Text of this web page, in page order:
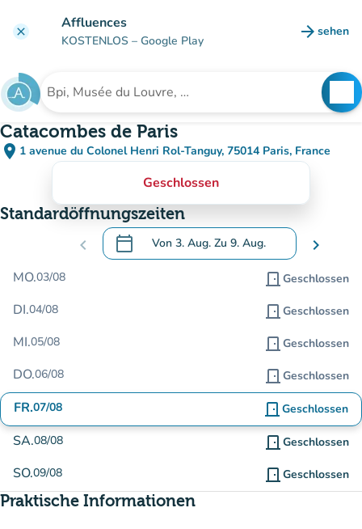
clear Affluences
KOSTENLOS – Google Play arrow_forward sehen
(new
Suche nach einer Einrichtung
Catacombes de Paris
place 1 avenue du Colonel Henri Rol-Tanguy, 75014 Paris, France
(in Google Maps öffnen)
(new tab)
Geschlossen
Standardöffnungszeiten
chevron_left calendar_today Von 3. Aug. Zu 9. Aug.
.Öffnen Sie den Kalender, um Daten zu
chevron_right
MO.03/08 door_front Geschlossen
DI.04/08 door_front Geschlossen
MI.05/08 door_front Geschlossen
DO.06/08 door_front Geschlossen
FR.07/08 door_front Geschlossen
SA.08/08 door_front Geschlossen
SO.09/08 door_front Geschlossen
Praktische Informationen